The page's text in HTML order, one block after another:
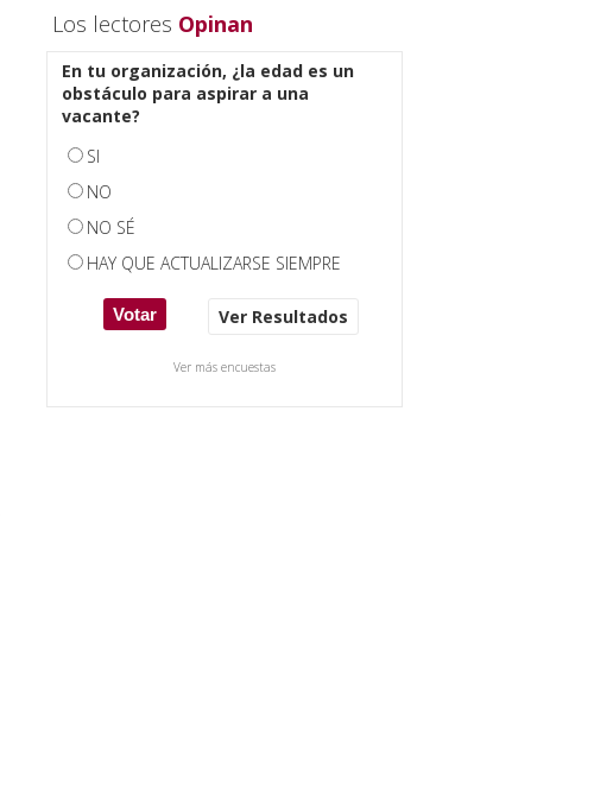
Los lectores Opinan
En tu organización, ¿la edad es un
obstáculo para aspirar a una
vacante?
SI
NO
NO SÉ
HAY QUE ACTUALIZARSE SIEMPRE
Ver Resultados
Ver más encuestas